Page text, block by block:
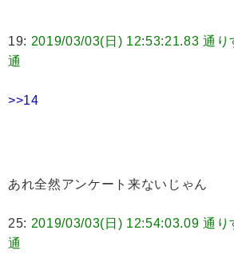
19: 2019/03/03(日) 12:53:21.83 通り
通
>>14
あれ全然アンケート来ないじゃん
25: 2019/03/03(日) 12:54:03.09 通り
通